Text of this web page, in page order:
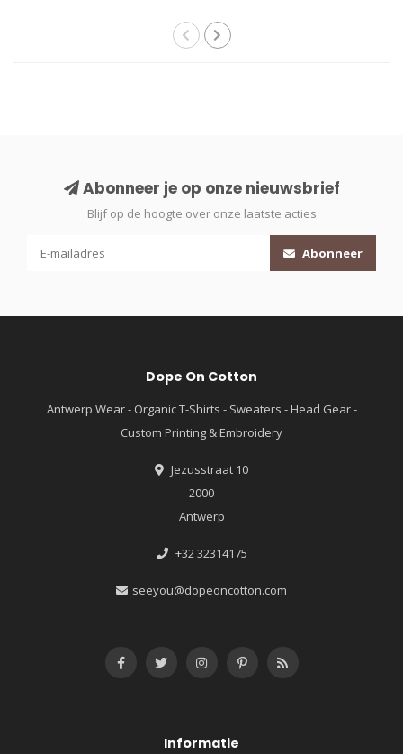
Abonneer je op onze nieuwsbrief
Blijf op de hoogte over onze laatste acties
Abonneer
Dope On Cotton
Antwerp Wear - Organic T-Shirts - Sweaters - Head Gear -
Custom Printing & Embroidery
Jezusstraat 10
2000
Antwerp
+32 32314175
seeyou@dopeoncotton.com
Informatie